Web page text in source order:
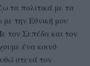
τα πολιτικά με τα
την Εθνική μου
τον Σεπέδα και τον
ένα κοινό
στενά τον